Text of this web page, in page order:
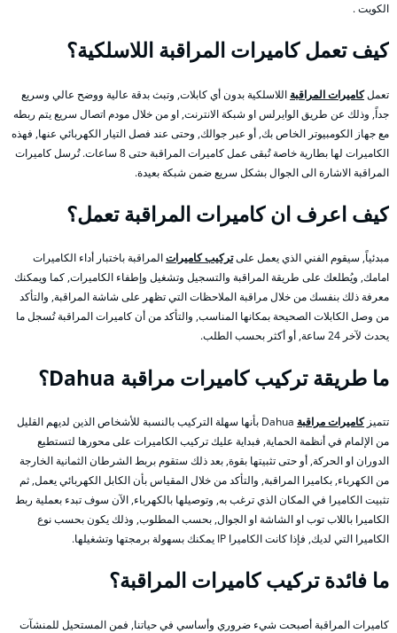
الكويت .
كيف تعمل كاميرات المراقبة اللاسلكية؟
تعملكاميرات المراقبة اللاسلكية بدون أي كابلات, وتبث بدقة عالية ووضح عالي وسريع
جداً, وذلك عن طريق الوايرلس او شبكة الانترنت, او من خلال مودم اتصال سريع يتم ربطه
مع جهاز الكومبيوتر الخاص بك, أو عبر جوالك, وحتى عند فصل التيار الكهربائي عنها, فهذه
الكاميرات لها بطارية خاصة تُبقى عمل كاميرات المراقبة حتى 8 ساعات. تُرسل كاميرات
المراقبة الاشارة الى الجوال بشكل سريع ضمن شبكة بعيدة.
كيف اعرف ان كاميرات المراقبة تعمل؟
مبدئياً, سيقوم الفني الذي يعمل علىتركيب كاميراتالمراقبة باختبار أداء الكاميرات
امامك, ويُطلعك على طريقة المراقبة والتسجيل وتشغيل وإطفاء الكاميرات, كما ويمكنك
معرفة ذلك بنفسك من خلال مراقبة الملاحظات التي تظهر على شاشة المراقبة, والتأكد
من وصل الكابلات الصحيحة بمكانها المناسب, والتأكد من أن كاميرات المراقبة تُسجل ما
يحدث لآخر 24 ساعة, أو أكثر بحسب الطلب.
ما طريقة تركيب كاميرات مراقبة Dahua؟
تتميزكاميرات مراقبة
Dahua بأنها سهلة التركيب بالنسبة للأشخاص الذين لديهم القليل
من الإلمام في أنظمة الحماية, فبداية عليك تركيب الكاميرات على محورها لتستطيع
الدوران او الحركة, أو حتى تثبيتها بقوة, بعد ذلك ستقوم بربط الشرطان الثمانية الخارجة
من الكهرباء, بكاميرا المراقبة, والتأكد من خلال المقياس بأن الكابل الكهربائي يعمل, ثم
تثبيت الكاميرا في المكان الذي ترغب به, وتوصيلها بالكهرباء, الآن سوف تبدء بعملية ربط
الكاميرا باللاب توب او الشاشة او الجوال, بحسب المطلوب, وذلك يكون بحسب نوع
الكاميرا التي لديك, فإذا كانت الكاميرا IP يمكنك بسهولة برمجتها وتشغيلها.
ما فائدة تركيب كاميرات المراقبة؟
كاميرات المراقبة أصبحت شيء ضروري وأساسي في حياتنا, فمن المستحيل للمنشآت